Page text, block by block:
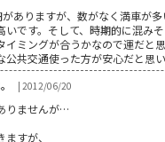
がありますが、数がなく満車が
いです。そして、時期的に混み
イミングが合うかなので運だと思
公共交通使った方が安心だと思い
| 2012/06/20
りませんが…
すが、